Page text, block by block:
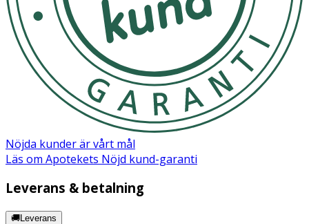
Nöjda kunder är vårt mål
Läs om Apotekets Nöjd kund-garanti
Leverans & betalning
🚚Leverans